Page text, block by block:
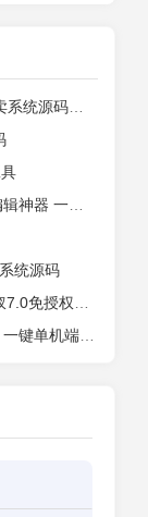
后台全部汉化
键式AI加持
统源码
+大唐盛世【站长亲测】
安卓 iOS 双端带教程